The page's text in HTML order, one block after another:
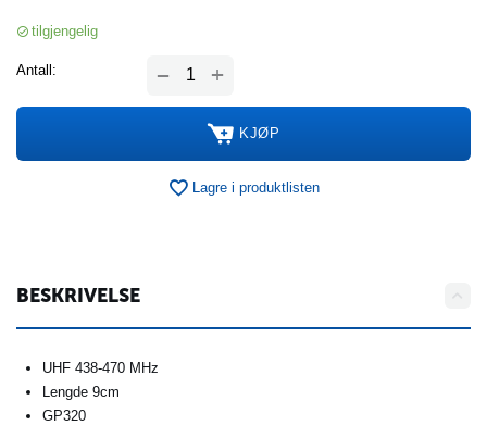
tilgjengelig
Antall: +
−
KJØP
Lagre i produktlisten
BESKRIVELSE
UHF 438-470 MHz
Lengde 9cm
GP320